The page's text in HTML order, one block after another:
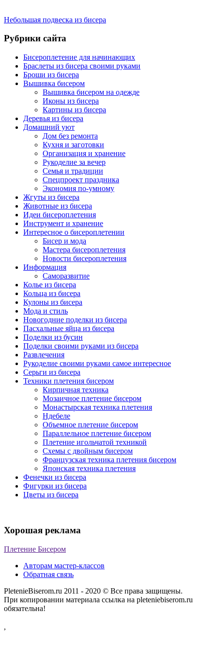
Небольшая подвеска из бисера
Рубрики сайта
Бисероплетение для начинающих
Браслеты из бисера своими руками
Броши из бисера
Вышивка бисером
Вышивка бисером на одежде
Иконы из бисера
Картины из бисера
Деревья из бисера
Домашний уют
Дом без ремонта
Кухня и заготовки
Организация и хранение
Рукоделие за вечер
Семья и традиции
Спецпроект праздника
Экономия по-умному
Жгуты из бисера
Животные из бисера
Идеи бисероплетения
Инструмент и хранение
Интересное о бисероплетении
Бисер и мода
Мастера бисероплетения
Новости бисероплетения
Информация
Саморазвитие
Колье из бисера
Кольца из бисера
Кулоны из бисера
Мода и стиль
Новогодние поделки из бисера
Пасхальные яйца из бисера
Поделки из бусин
Поделки своими руками из бисера
Развлечения
Рукоделие своими руками самое интересное
Серьги из бисера
Техники плетения бисером
Кирпичная техника
Мозаичное плетение бисером
Монастырская техника плетения
Ндебеле
Объемное плетение бисером
Параллельное плетение бисером
Плетение игольчатой техникой
Схемы с двойным бисером
Французская техника плетения бисером
Японская техника плетения
Фенечки из бисера
Фигурки из бисера
Цветы из бисера
Хорошая реклама
Плетение Бисером
Авторам мастер-классов
Обратная связь
PletenieBiserom.ru 2011 - 2020 © Все права защищены.
При копировании материала ссылка на pleteniebiserom.ru
обязательна!
,